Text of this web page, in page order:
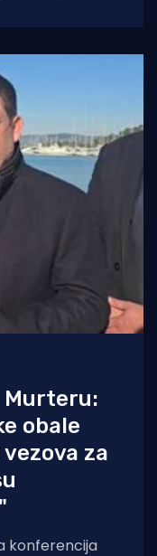
Murteru:
obale
za
konferencija